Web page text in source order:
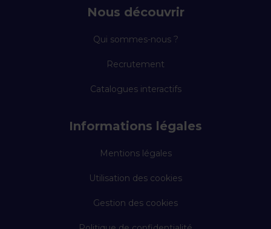
Nous découvrir
Qui sommes-nous ?
Recrutement
Catalogues interactifs
Informations légales
Mentions légales
Utilisation des cookies
Gestion des cookies